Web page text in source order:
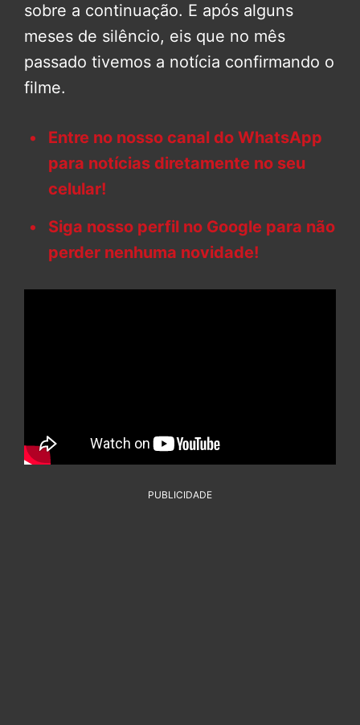
sobre a continuação. E após alguns
meses de silêncio, eis que no mês
passado tivemos a notícia confirmando o
filme.
Entre no nosso canal do WhatsApp
para notícias diretamente no seu
celular!
Siga nosso perfil no Google para não
perder nenhuma novidade!
PUBLICIDADE